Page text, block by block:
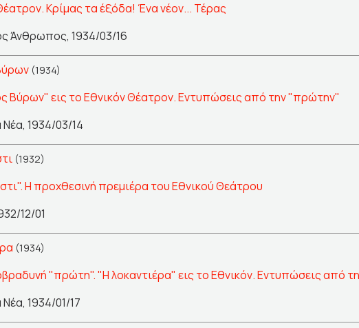
Κρίμας τα έξόδα! Ένα νέον... Τέρας
Άνθρωπος, 1934/03/16
(1934)
Βύρων" εις το Εθνικόν Θέατρον. Εντυπώσεις από την "πρώτην"
1934/03/14
(1932)
Η προχθεσινή πρεμιέρα του Εθνικού Θεάτρου
12/01
(1934)
"πρώτη". "Η λοκαντιέρα" εις το Εθνικόν. Εντυπώσεις από
1934/01/17